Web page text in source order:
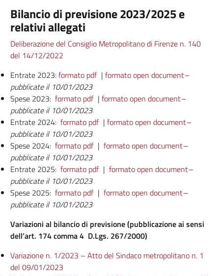
Bilancio di previsione 2023/2025 e
relativi allegati
Deliberazione del Consiglio Metropolitano di Firenze n. 140
del 14/12/2022
Entrate 2023:formato pdf | formato open document–
pubblicate il 10/01/2023
Spese 2023: formato pdf | formato open document–
pubblicate il 10/01/2023
Entrate 2024: formato pdf | formato open document–
pubblicate il 10/01/2023
Spese 2024: formato pdf | formato open document–
pubblicate il 10/01/2023
Entrate 2025: formato pdf | formato open document–
pubblicate il 10/01/2023
Spese 2025: formato pdf | formato open document–
pubblicate il 10/01/2023
Variazioni al bilancio di previsione (pubblicazione ai sensi
dell’art. 174 comma 4 D.Lgs. 267/2000)
Variazione n. 1/2023 – Atto del Sindaco metropolitano n. 1
del 09/01/2023